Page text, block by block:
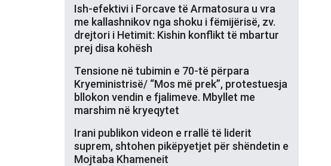
Ish-efektivi i Forcave të Armatosura u vra
me kallashnikov nga shoku i fëmijërisë, zv.
drejtori i Hetimit: Kishin konflikt të mbartur
prej disa kohësh
Tensione në tubimin e 70-të përpara
Kryeministrisë/ “Mos më prek”, protestuesja
bllokon vendin e fjalimeve. Mbyllet me
marshim në kryeqytet
Irani publikon videon e rrallë të liderit
suprem, shtohen pikëpyetjet për shëndetin e
Mojtaba Khameneit